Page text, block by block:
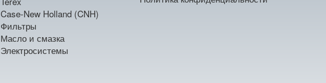
Case-New Holland (CNH)
Фильтры
Масло и смазка
Электросистемы